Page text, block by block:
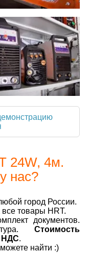
24W, 4м.
нас?
город России.
товары HRT.
документов.
Стоимость
НДС.
найти :)